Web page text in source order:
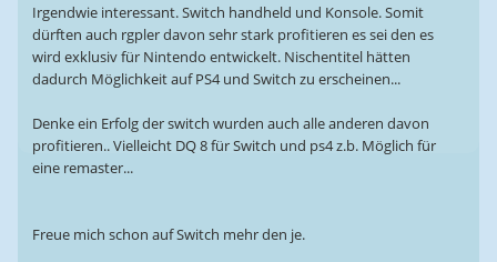
Irgendwie interessant. Switch handheld und Konsole. Somit
dürften auch rgpler davon sehr stark profitieren es sei den es
wird exklusiv für Nintendo entwickelt. Nischentitel hätten
dadurch Möglichkeit auf PS4 und Switch zu erscheinen...
Denke ein Erfolg der switch wurden auch alle anderen davon
profitieren.. Vielleicht DQ 8 für Switch und ps4 z.b. Möglich für
eine remaster...
Freue mich schon auf Switch mehr den je.